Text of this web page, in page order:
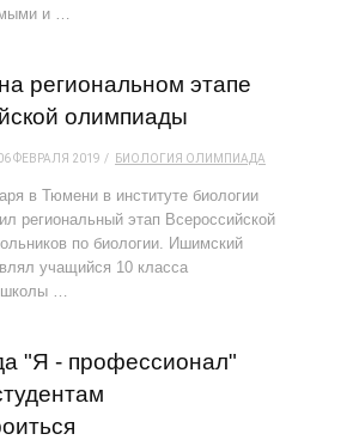
и …
региональном этапе
олимпиады
ФЕВРАЛЯ 2019 БИОЛОГИЯ ОЛИМПИАДА
в Тюмени в институте биологии
региональный этап Всероссийской
по биологии. Ишимский
учащийся 10 класса
школы …
"Я - профессионал"